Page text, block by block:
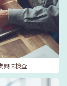
興味検査